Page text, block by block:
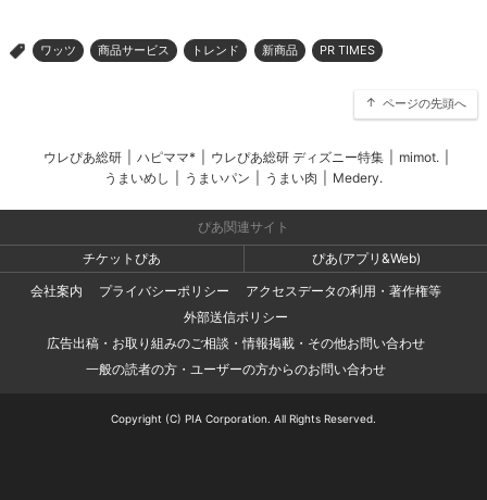
> ワッツ 商品サービス トレンド 新商品 PR TIMES
ページの先頭へ
ウレぴあ総研 ハピママ* ウレぴあ総研 ディズニー特集 mimot.
うまいめし
うまいパン うまい肉 Medery.
ぴあ関連サイト
チケットぴあ
ぴあ(アプリ&Web)
会社案内
プライバシーポリシー
アクセスデータの利用・著作権等
外部送信ポリシー
広告出稿・お取り組みのご相談・情報掲載・その他お問い合わせ
一般の読者の方・ユーザーの方からのお問い合わせ
Copyright (C) PIA Corporation. All Rights Reserved.